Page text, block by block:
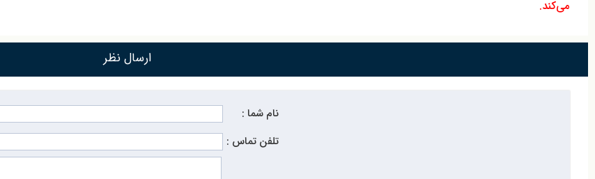
می‌کند.
ارسال نظر
نام شما :
تلفن تماس :